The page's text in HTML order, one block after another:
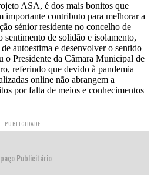
ASA, é dos mais bonitos que
importante contributo para melhorar a
sénior residente no concelho de
de solidão e isolamento,
autoestima e desenvolver o sentido
o Presidente da Câmara Municipal de
referindo que devido à pandemia
online não abrangem a
por falta de meios e conhecimentos
PUBLICIDADE
Publicitário